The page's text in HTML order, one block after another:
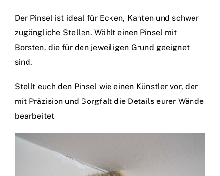
Der Pinsel ist ideal für Ecken, Kanten und schwer
zugängliche Stellen. Wählt einen Pinsel mit
Borsten, die für den jeweiligen Grund geeignet
sind.
Stellt euch den Pinsel wie einen Künstler vor, der
mit Präzision und Sorgfalt die Details eurer Wände
bearbeitet.